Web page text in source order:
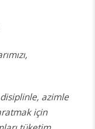
azimle
için